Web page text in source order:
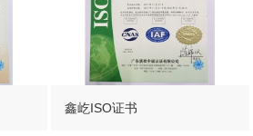
鑫屹ISO证书